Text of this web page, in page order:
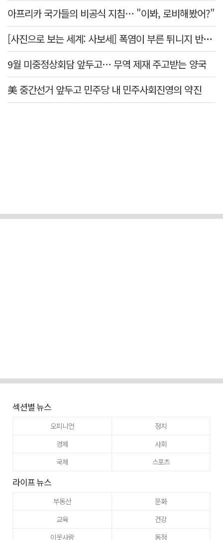
아프리카 국가들의 비공식 지침… "이봐, 로비해봤어?"
[사진으로 보는 세계: 사보세] 폭염이 부른 튀니지 반정부 시위
9월 미중정상회담 앞두고… 무역 제재 주고받는 양국
美 중간선거 앞두고 민주당 내 민주사회진영의 약진
섹션별 뉴스
오피니언
정치
경제
사회
국제
스포츠
라이프 뉴스
부동산
문화
교육
건강
이웃사랑
동정